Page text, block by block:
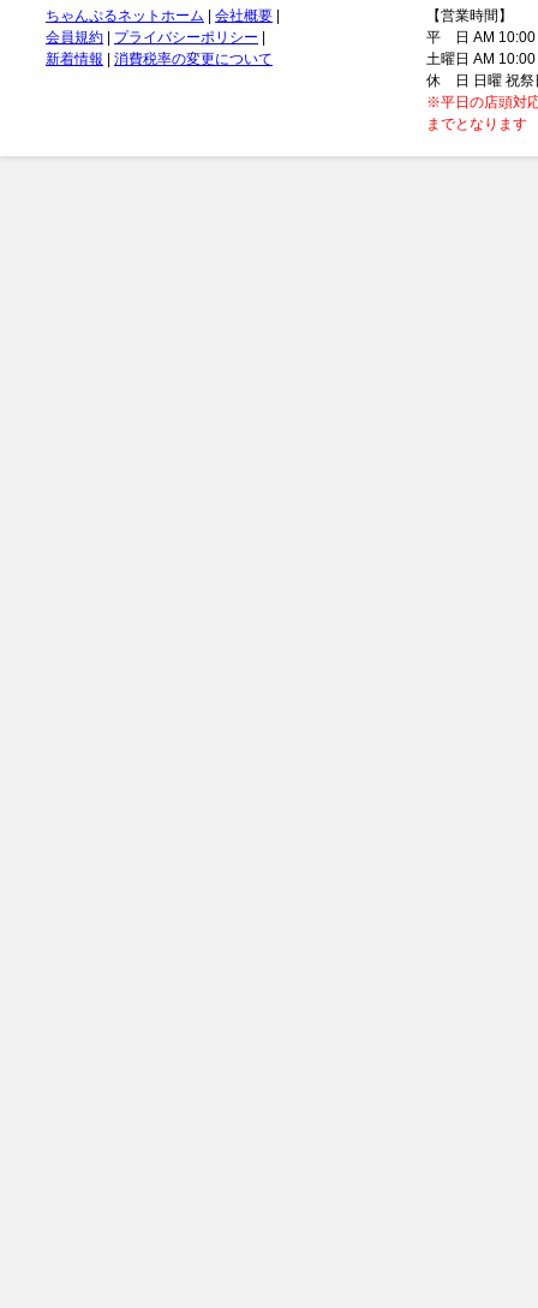
ちゃんぷるネットホーム 会社概要
会員規約
プライバシーポリシー
新着情報
消費税率の変更について
【営業時間】
平 日 AM 10:00
土曜日 AM
休 日 日曜 祝祭
※平日の店頭
までとなります